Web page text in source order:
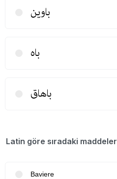
باوین
باه
باهاق
Latin göre sıradaki maddeler
Baviere